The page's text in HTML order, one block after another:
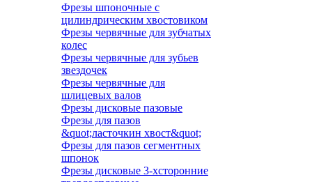
Фрезы шпоночные с
цилиндрическим хвостовиком
Фрезы червячные для зубчатых
колес
Фрезы червячные для зубьев
звездочек
Фрезы червячные для
шлицевых валов
Фрезы дисковые пазовые
Фрезы для пазов
&quot;ласточкин хвост&quot;
Фрезы для пазов сегментных
шпонок
Фрезы дисковые 3-хсторонние